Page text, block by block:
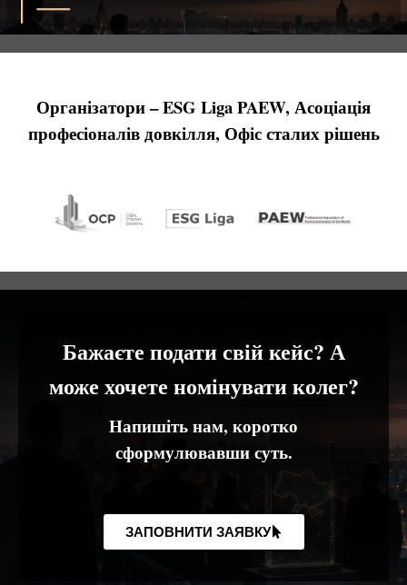
Організатори –ESG LigaPAEW, Асоціація
професіоналів довкілля, Офіс сталих рішень
Бажаєте подати свій кейс? А
може хочете номінувати колег?
Напишіть нам, коротко
сформулювавши суть.
ЗАПОВНИТИ ЗАЯВКУ